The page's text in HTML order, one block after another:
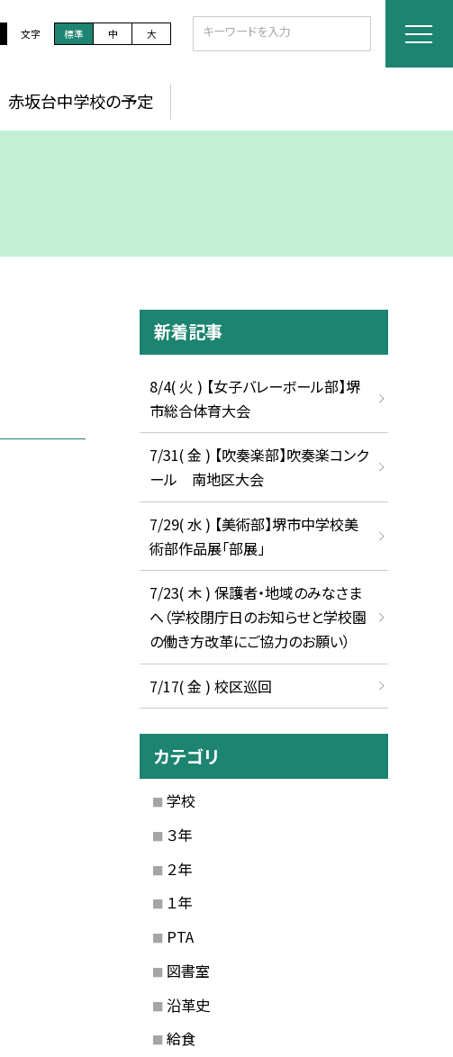
文字 標準 中 大
赤坂台中学校の予定
新着記事
8/4( 火 ) 【女子バレーボール部】堺
市総合体育大会
7/31( 金 ) 【吹奏楽部】吹奏楽コンク
ール 南地区大会
7/29( 水 ) 【美術部】堺市中学校美
術部作品展「部展」
7/23( 木 ) 保護者・地域のみなさま
へ（学校閉庁日のお知らせと学校園
の働き方改革にご協力のお願い）
7/17( 金 ) 校区巡回
カテゴリ
学校
３年
２年
１年
PTA
図書室
沿革史
給食